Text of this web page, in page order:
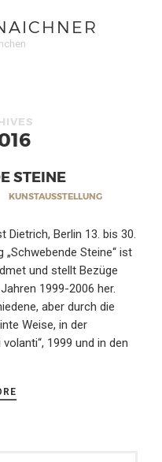
STEINE
KUNSTAUSSTELLUNG
Dietrich, Berlin 13. bis 30.
„Schwebende Steine“ ist
und stellt Bezüge
1999-2006 her.
aber durch die
Weise, in der
1999 und in den